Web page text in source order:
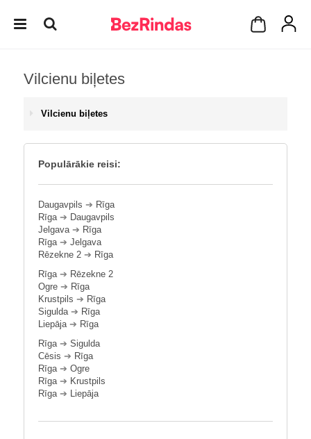
Vilcienu biļetes
Vilcienu biļetes
Populārākie reisi:
Daugavpils ➔ Rīga
Rīga➔ Daugavpils
Jelgava➔ Rīga
Rīga➔ Jelgava
Rēzekne 2 ➔ Rīga
Rīga➔ Rēzekne 2
Ogre ➔ Rīga
Krustpils ➔ Rīga
Sigulda➔ Rīga
Liepāja➔ Rīga
Rīga➔ Sigulda
Cēsis ➔ Rīga
Rīga➔ Ogre
Rīga➔ Krustpils
Rīga➔ Liepāja